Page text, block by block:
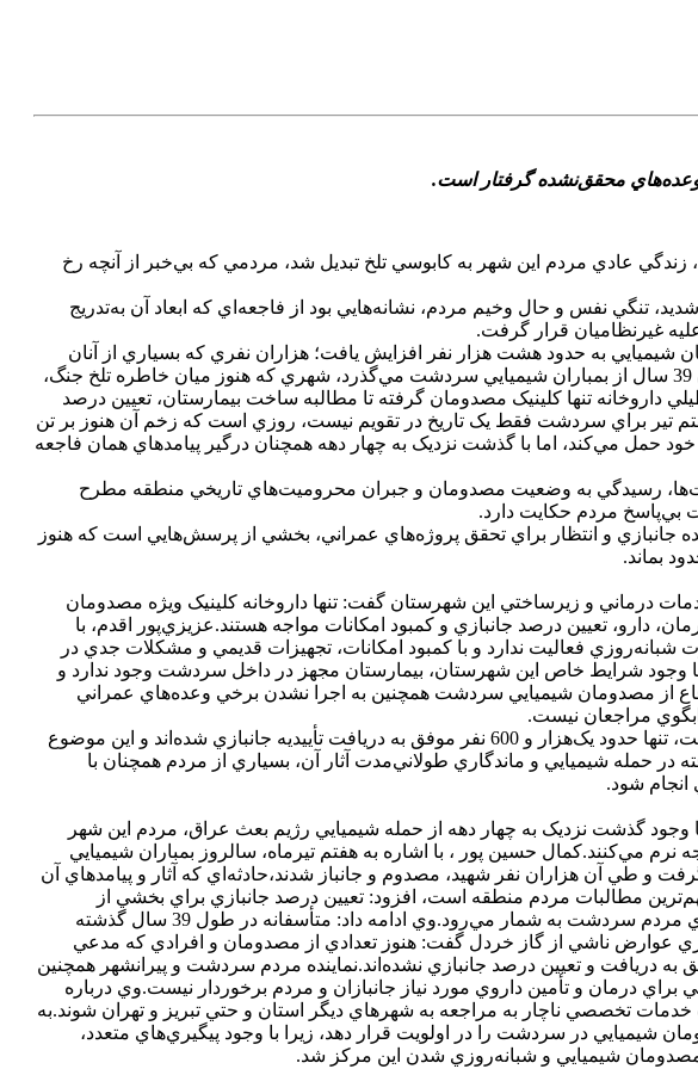
لحظه، زندگي عادي مردم اين شهر به کابوسي تلخ تبديل شد، مردمي که بي‌خبر از آنچه رخ
تنگي نفس و حال وخيم مردم، نشانه‌هايي بود از فاجعه‌اي که ابعاد آن به‌تدريج
غيرنظاميان قرار گرفت.
و شمار مصدومان شيميايي به حدود هشت هزار نفر افزايش يافت؛ هزاران نفري که بسياري از آنان
هنوز پس از گذشت نزديک به چهار دهه، با عوارض جسمي و تنفسي ناشي از آن حمله دست‌وپنجه نرم مي‌کنند.اکنون 39 سال از بمباران شيميايي سردشت مي‌گذرد، شهري که هنوز ميان خاطره تلخ جنگ،
تنها کلينيک مصدومان گرفته تا مطالبه ساخت بيمارستان، تعيين درصد
تير براي سردشت فقط يک تاريخ در تقويم نيست، روزي است که زخم آن هنوز بر تن
مي‌کند، اما با گذشت نزديک به چهار دهه همچنان درگير پيامدهاي همان فاجعه
رسيدگي به وضعيت مصدومان و جبران محروميت‌هاي تاريخي منطقه مطرح
بي‌پاسخ مردم حکايت دارد.
جانبازي و انتظار براي تحقق پروژه‌هاي عمراني، بخشي از پرسش‌هايي است که هنوز
بماند.
درماني و زيرساختي اين شهرستان گفت: تنها داروخانه کلينيک ويژه مصدومان
تعيين درصد جانبازي و کمبود امکانات مواجه هستند.عزيزي‌پور اقدم، با
فعاليت ندارد و با کمبود امکانات، تجهيزات قديمي و مشکلات جدي در
وجود شرايط خاص اين شهرستان، بيمارستان مجهز در داخل سردشت وجود ندارد و
از مصدومان شيميايي سردشت همچنين به اجرا نشدن برخي وعده‌هاي عمراني
وي با اشاره به آمار مصدومان شيميايي اظهار کرد: از مجموع 8 هزار و 24 نفر مدعي مصدوميت شيميايي در سردشت، تنها حدود يک‌هزار و 600 نفر موفق به دريافت تأييديه جانبازي شده‌اند و اين موضوع
در حمله شيميايي و ماندگاري طولاني‌مدت آثار آن، بسياري از مردم همچنان با
شود.
گذشت نزديک به چهار دهه از حمله شيميايي رژيم بعث عراق، مردم اين شهر
مي‌کنند.کمال حسين پور ، با اشاره به هفتم تيرماه، سالروز بمباران شيميايي
قرار گرفت و طي آن هزاران نفر شهيد، مصدوم و جانباز شدند،حادثه‌اي که آثار و پيامدهاي آن
مطالبات مردم منطقه است، افزود: تعيين درصد جانبازي براي بخشي از
آسيب‌ديدگان، تأمين خدمات درماني و عمل به وعده‌هاي مطرح‌شده طي سال‌هاي گذشته همچنان از دغدغه‌هاي جدي مردم سردشت به شمار مي‌رود.وي ادامه داد: متأسفانه در طول 39 سال گذشته
عوارض ناشي از گاز خردل گفت: هنوز تعدادي از مصدومان و افرادي که مدعي
دريافت و تعيين درصد جانبازي نشده‌اند.نماينده مردم سردشت و پيرانشهر همچنين
درمان و تأمين داروي مورد نياز جانبازان و مردم برخوردار نيست.وي درباره
تخصصي ناچار به مراجعه به شهرهاي ديگر استان و حتي تبريز و تهران شوند.به
شيميايي در سردشت را در اولويت قرار دهد، زيرا با وجود پيگيري‌هاي متعدد،
شيميايي و شبانه‌روزي شدن اين مرکز شد.